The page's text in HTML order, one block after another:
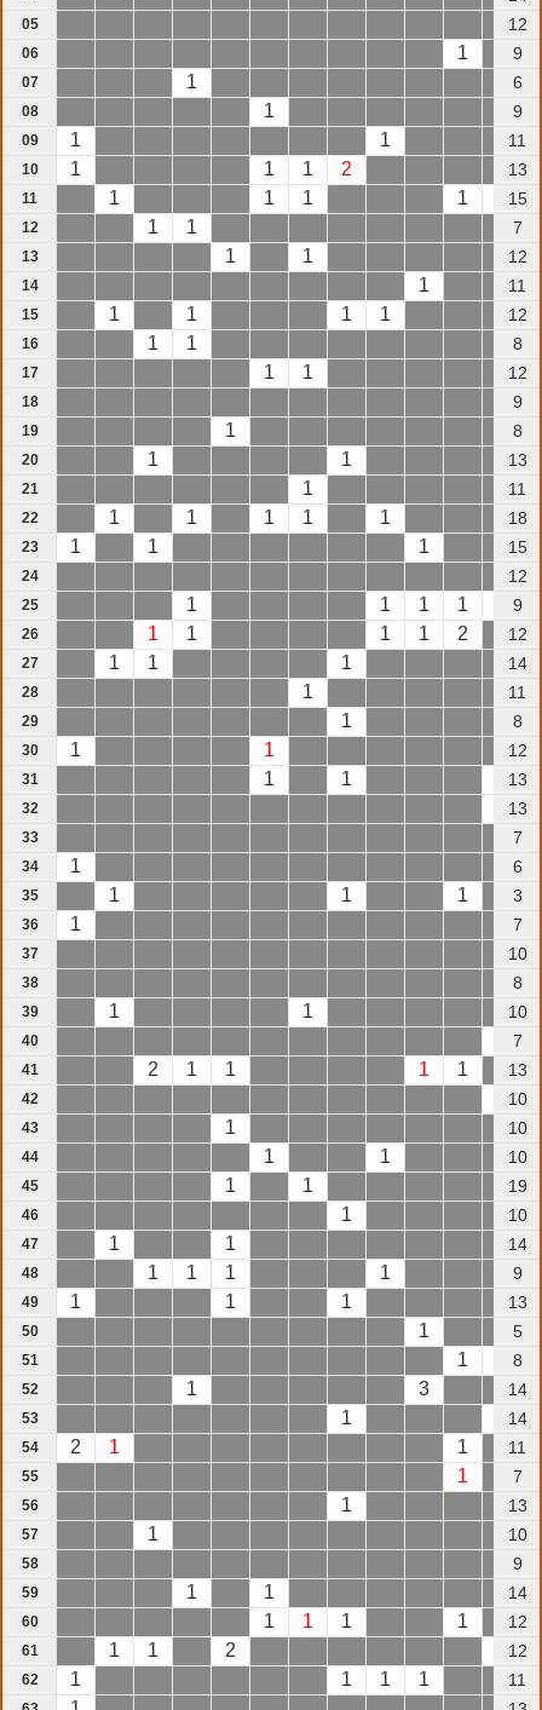
05 12
06 1 9
07 1 6
08 1 9
09 1 1 11
10 1 1 1 2 13
11 1 1 1 1 15
12 1 1 7
13 1 1 12
14 1 11
15 1 1 1 1 12
16 1 1 8
17 1 1 12
18 9
19 1 8
20 1 1 13
21 1 11
22 1 1 1 1 1 18
23 1 1 1 15
24 12
25 1 1 1 1 9
26 1 1 1 1 2 12
27 1 1 1 14
28 1 11
29 1 8
30 1 1 12
31 1 1 13
32 13
33 7
34 1 6
35 1 1 1 3
36 1 7
37 10
38 8
39 1 1 10
40 7
41 2 1 1 1 1 13
42 10
43 1 10
44 1 1 10
45 1 1 19
46 1 10
47 1 1 14
48 1 1 1 1 9
49 1 1 1 13
50 1 5
51 1 8
52 1 3 14
53 1 14
54 2 1 1 11
55 1 7
56 1 13
57 1 10
58 9
59 1 1 14
60 1 1 1 1 12
61 1 1 2 12
62 1 1 1 1 11